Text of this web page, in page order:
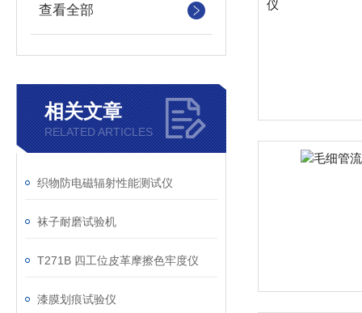
查看全部
相关文章
RELATED ARTICLES
织物防电磁辐射性能测试仪
袜子耐磨试验机
T271B 四工位皮革摩擦色牢度仪
漆膜划痕试验仪